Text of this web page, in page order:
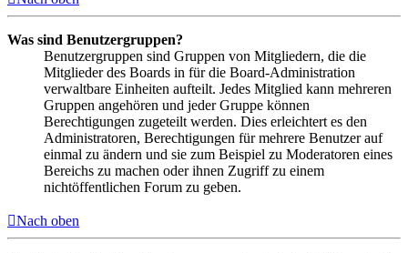
Was sind Benutzergruppen?
Benutzergruppen sind Gruppen von Mitgliedern, die die
Mitglieder des Boards in für die Board-Administration
verwaltbare Einheiten aufteilt. Jedes Mitglied kann mehreren
Gruppen angehören und jeder Gruppe können
Berechtigungen zugeteilt werden. Dies erleichtert es den
Administratoren, Berechtigungen für mehrere Benutzer auf
einmal zu ändern und sie zum Beispiel zu Moderatoren eines
Bereichs zu machen oder ihnen Zugriff zu einem
nichtöffentlichen Forum zu geben.
Nach oben